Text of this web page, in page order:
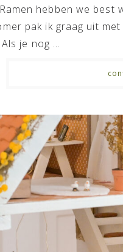
hebben we best
pak ik graag uit
je nog ...